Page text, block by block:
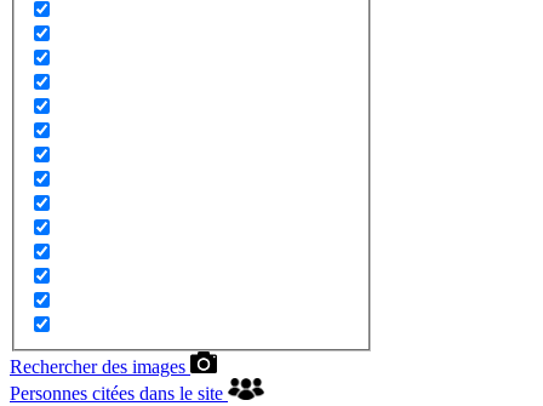
Rechercher des images
Personnes citées dans le site